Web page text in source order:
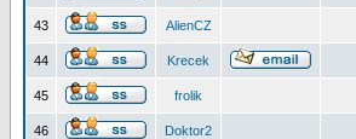
43 AlienCZ
44 Krecek
45 frolik
46 Doktor2